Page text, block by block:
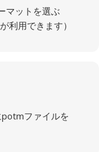
マットを選ぶ
利用できます）
ファイルを